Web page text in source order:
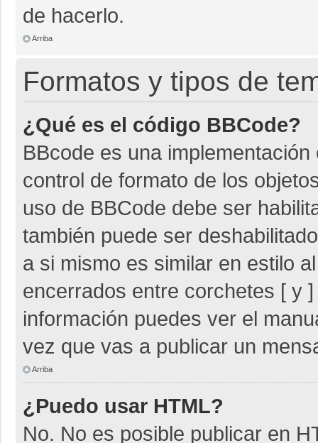
de hacerlo.
Arriba
Formatos y tipos de
¿Qué es el código BBCode?
BBcode es una
control de formato de los
uso de BBCode debe ser
también puede ser
a si mismo es similar en estilo
encerrados entre corchetes [ y
información puedes ver el
vez que vas a publicar un
Arriba
¿Puedo usar HTML?
No. No es posible publicar en